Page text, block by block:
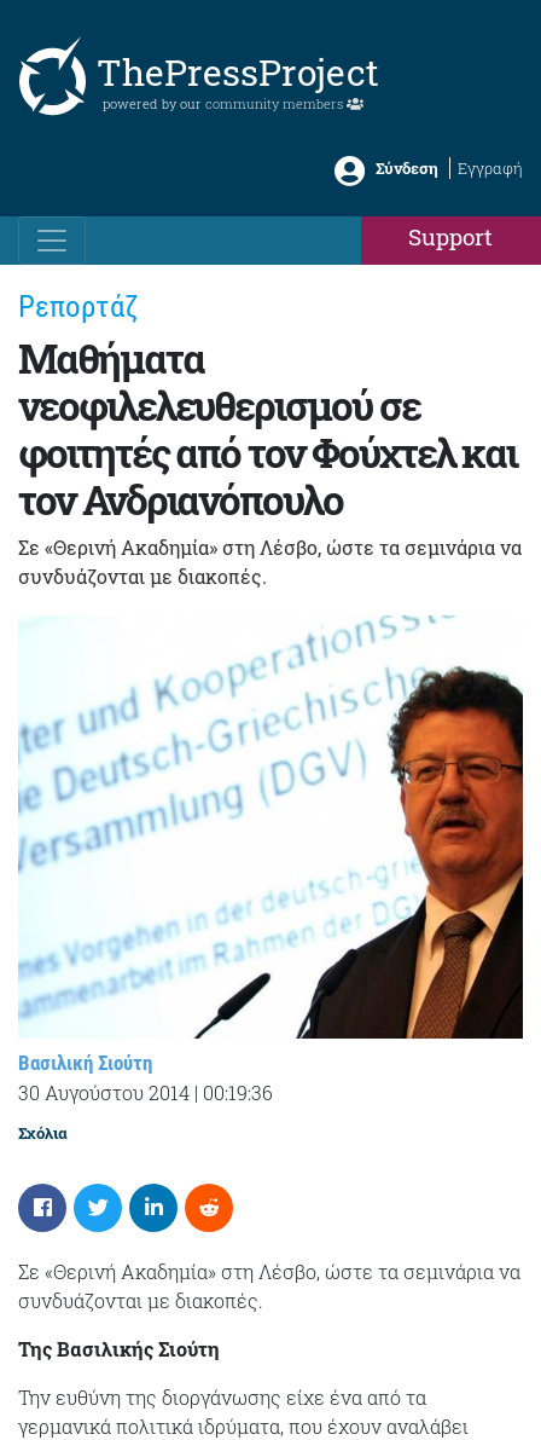
ThePressProject
powered by our community members
Σύνδεση Εγγραφή
Support
Ρεπορτάζ
Μαθήματα
νεοφιλελευθερισμού σε
φοιτητές από τον Φούχτελ και
τον Ανδριανόπουλο
Σε «Θερινή Ακαδημία» στη Λέσβο, ώστε τα σεμινάρια να
συνδυάζονται με διακοπές.
Βασιλική Σιούτη
30 Αυγούστου 2014 | 00:19:36
Σχόλια
Σε «Θερινή Ακαδημία» στη Λέσβο, ώστε τα σεμινάρια να
συνδυάζονται με διακοπές.
Της Βασιλικής Σιούτη
Την ευθύνη της διοργάνωσης είχε ένα από τα
γερμανικά πολιτικά ιδρύματα, που έχουν αναλάβει